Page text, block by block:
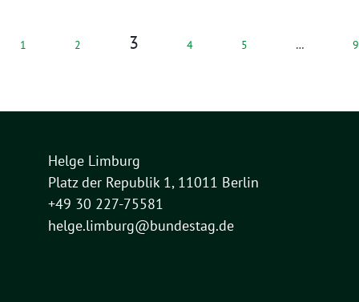
1 2 3 4 5 … 9
Helge Limburg
Platz der Republik 1, 11011 Berlin
+49 30 227-75581
helge.limburg@bundestag.de